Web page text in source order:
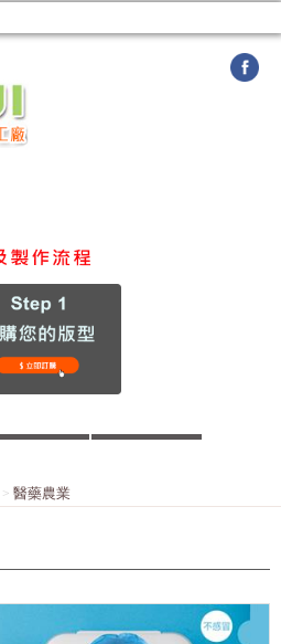
醫藥農業